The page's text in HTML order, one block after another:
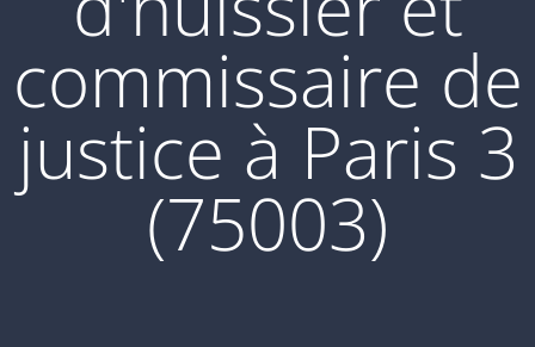
commissaire de
justice à Paris 3
(75003)